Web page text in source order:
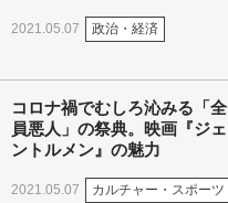
2021.05.07 政治・経済
コロナ禍でむしろ沁みる「全
員悪人」の祭典。映画『ジェ
ントルメン』の魅力
2021.05.07 カルチャー・スポーツ